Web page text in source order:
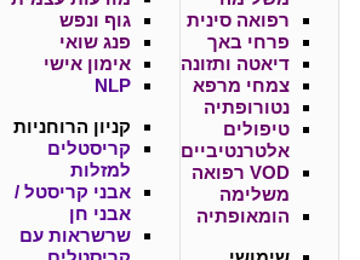
רפואה סינית
פרחי באך
דיאטה ותזונה
צמחי מרפא
נטורופתיה
טיפולים
אלטרנטיביים
VOD רפואה
משלימה
הומאופתיה
גוף ונפש
פנג שואי
אימון אישי
NLP
קניון הרוחניות
קריסטלים
למזלות
אבני קריסטל /
אבני חן
שרשראות עם